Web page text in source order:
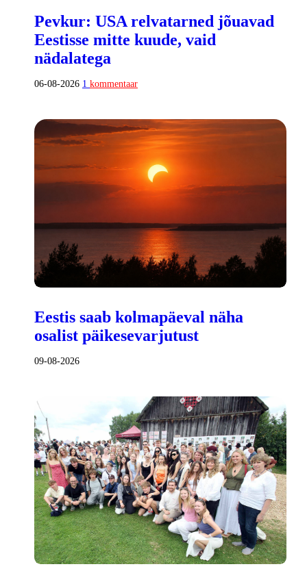
Pevkur: USA relvatarned jõuavad
Eestisse mitte kuude, vaid
nädalatega
06-08-2026 1 kommentaar
Eestis saab kolmapäeval näha
osalist päikesevarjutust
09-08-2026